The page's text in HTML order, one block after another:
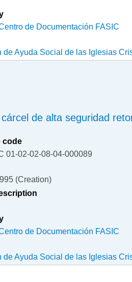
de Documentación FASIC
de Ayuda Social de las Iglesias
de alta seguridad
code
01-02-02-08-04-000089
(Creation)
de Documentación FASIC
de Ayuda Social de las Iglesias